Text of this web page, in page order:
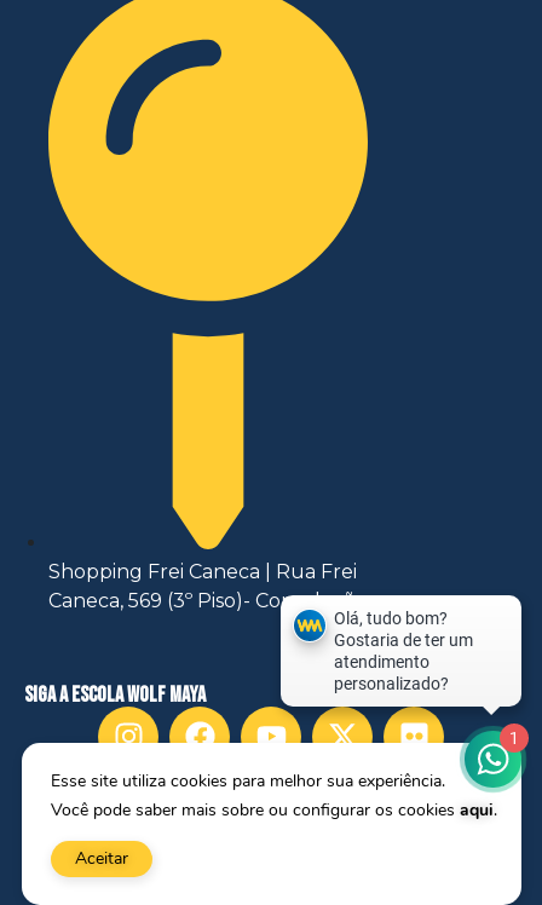
Shopping Frei Caneca | Rua Frei
Caneca, 569 (3º Piso)- Consolação
siga a escola wolf maya
ÁREA DO ALUNO
Copyright 2025, Escola de Atores Wolf Maya
Esse site utiliza cookies para melhor sua experiência.
Você pode saber mais sobre ou configurar os cookies aqui.
Aceitar
1